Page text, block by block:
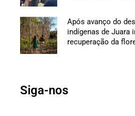
Após avanço do
indígenas de Juara
recuperação da
Siga-nos